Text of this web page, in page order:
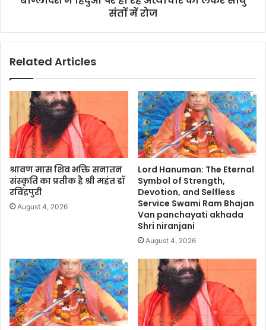
संतों में रोज
Related Articles
श्रावण मास शिव भक्ति सनातन
संस्कृति का प्रतीक है श्री महंत डॉ
रविंद्रपुरी
August 4, 2026
Lord Hanuman: The Eternal
Symbol of Strength,
Devotion, and Selfless
Service Swami Ram Bhajan
Van panchayati akhada
Shri niranjani
August 4, 2026